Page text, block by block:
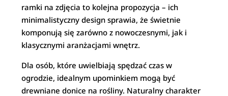
ramki na zdjęcia to kolejna propozycja – ich
minimalistyczny design sprawia, że świetnie
komponują się zarówno z nowoczesnymi, jak i
klasycznymi aranżacjami wnętrz.
Dla osób, które uwielbiają spędzać czas w
ogrodzie, idealnym upominkiem mogą być
drewniane donice na rośliny. Naturalny charakter